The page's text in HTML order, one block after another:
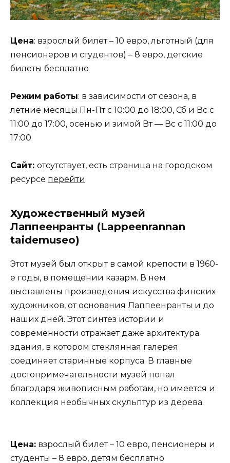
Цена: взрослый билет – 10 евро, льготный (для
пенсионеров и студентов) – 8 евро, детские
билеты бесплатно
Режим работы: в зависимости от сезона, в
летние месяцы Пн-Пт с 10:00 до 18:00, Сб и Вс с
11:00 до 17:00, осенью и зимой Вт — Вс с 11:00 до
17:00
Сайт: отсутствует, есть страница на городском
ресурсе перейти
Художественный музей
Лаппеенранты (Lappeenrannan
taidemuseo)
Этот музей был открыт в самой крепости в 1960-
е годы, в помещении казарм. В нем
выставлены произведения искусства финских
художников, от основания Лаппеенранты и до
наших дней. Этот синтез истории и
современности отражает даже архитектура
здания, в котором стеклянная галерея
соединяет старинные корпуса. В главные
достопримечательности музей попал
благодаря живописным работам, но имеется и
коллекция необычных скульптур из дерева.
Цена: взрослый билет – 10 евро, пенсионеры и
студенты – 8 евро, детям бесплатно